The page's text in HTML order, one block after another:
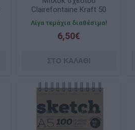
Clairefontaine Kraft 50
φύλλων A4 21x29.7cm
120gr
Λίγα τεμάχια διαθέσιμα!
6,50€